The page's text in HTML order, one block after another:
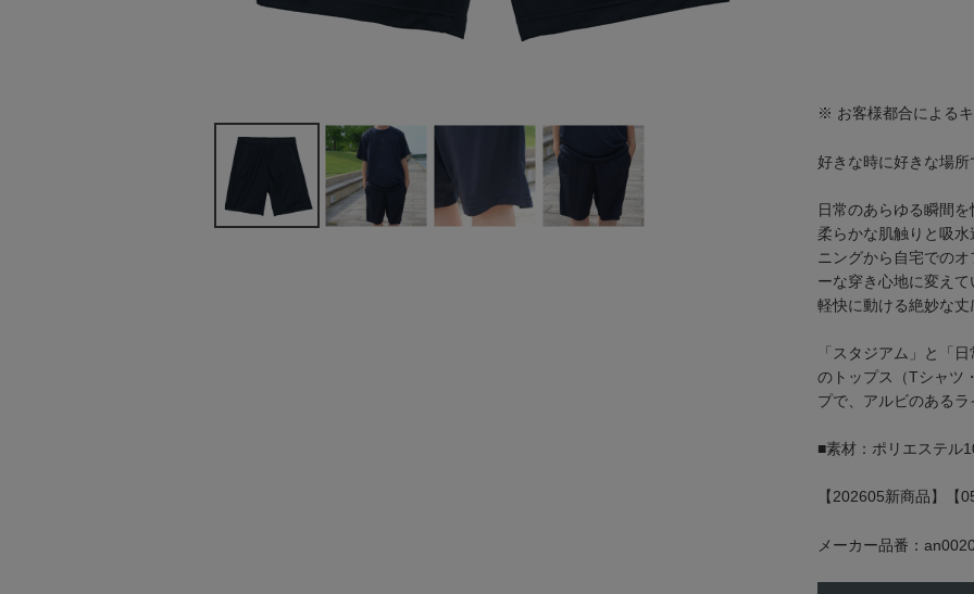
※ お客様都合による
好きな時に好きな場
日常のあらゆる瞬間
柔らかな肌触りと吸
ニングから自宅での
ーな穿き心地に変え
軽快に動ける絶妙な
「スタジアム」と「
のトップス（Tシャツ
プで、アルビのある
■素材：ポリエステル
【202605新商品】【
メーカー品番：